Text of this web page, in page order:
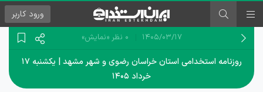
ورود کاربر
۱۴۰۵/۰۳/۱۷ 0 نظر «نمایش»
روزنامه استخدامی استان خراسان رضوی و شهر مشهد | یکشنبه ۱۷
خرداد ۱۴۰۵